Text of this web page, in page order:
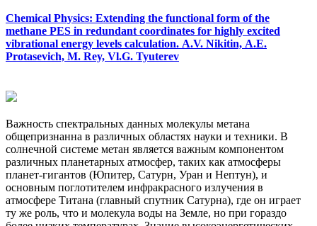
Chemical Physics: Extending the functional form of the
methane PES in redundant coordinates for highly excited
vibrational energy levels calculation. A.V. Nikitin, A.E.
Protasevich, M. Rey, Vl.G. Tyuterev
Важность спектральных данных молекулы метана
общепризнанна в различных областях науки и техники. В
солнечной системе метан является важным компонентом
различных планетарных атмосфер, таких как атмосферы
планет-гигантов (Юпитер, Сатурн, Уран и Нептун), и
основным поглотителем инфракрасного излучения в
атмосфере Титана (главный спутник Сатурна), где он играет
ту же роль, что и молекула воды на Земле, но при гораздо